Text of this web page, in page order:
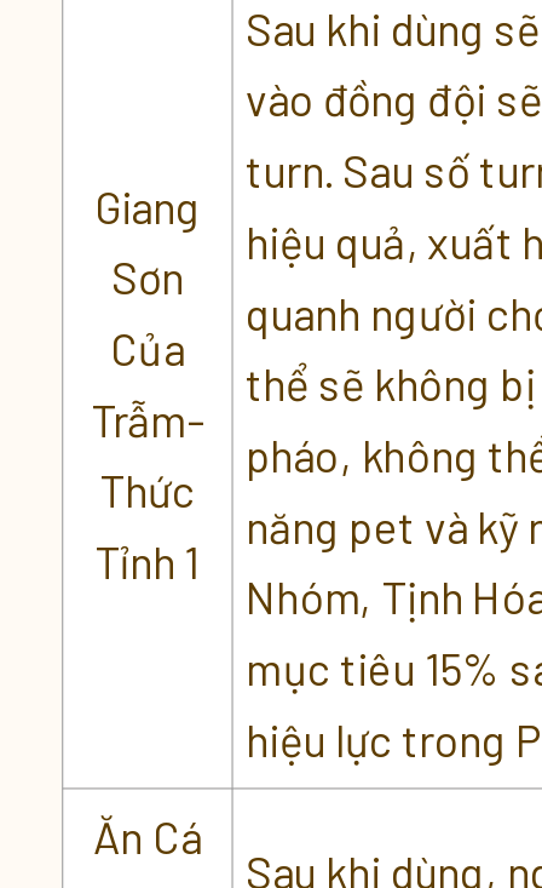
Giang
Sơn
Của
Trẫm-
Thức
Tỉnh 1
Sau khi dùng
vào đồng đội
turn. Sau số
hiệu quả, xuất
quanh người
thể sẽ không
pháo, không
năng pet và kỹ
Nhóm, Tịnh
mục tiêu 15%
hiệu lực trong
Ăn Cá
Sau khi dùng,